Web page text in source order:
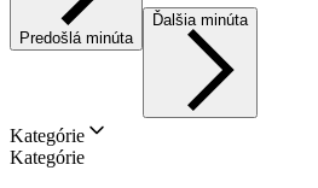
Predošlá minúta
Ďalšia minúta
Kategórie
Kategórie